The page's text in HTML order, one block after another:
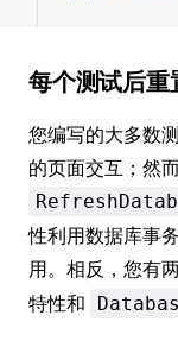
每个测试后重
您编写的大多数
的页面交互；然
性利用数据库事
用。相反，您有
特性和